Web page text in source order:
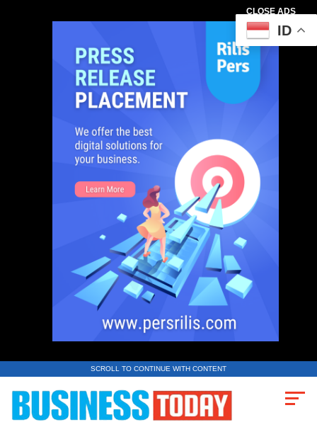
CLOSE ADS
SCROLL TO CONTINUE WITH CONTENT
ID